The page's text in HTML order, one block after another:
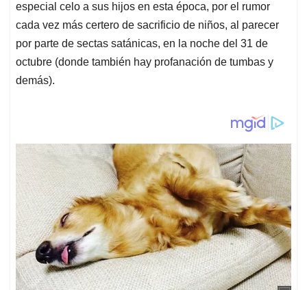
especial celo a sus hijos en esta época, por el rumor
cada vez más certero de sacrificio de niños, al parecer
por parte de sectas satánicas, en la noche del 31 de
octubre (donde también hay profanación de tumbas y
demás).